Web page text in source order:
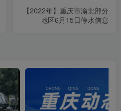
【2022年】重庆市渝北部分
地区6月15日停水信息